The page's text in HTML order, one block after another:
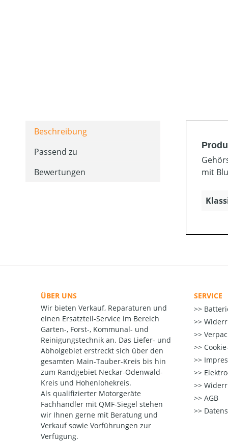
Beschreibung
Passend zu
Bewertungen
mit
ÜBER UNS
Wir bieten Verkauf, Reparaturen und
einen Ersatzteil-Service im Bereich
Garten-, Forst-, Kommunal- und
Reinigungstechnik an. Das Liefer- und
Abholgebiet erstreckt sich über den
gesamten Main-Tauber-Kreis bis hin
zum Randgebiet Neckar-Odenwald-
Kreis und Hohenlohekreis.
Als qualifizierter Motorgeräte
Fachhändler mit QMF-Siegel stehen
wir Ihnen gerne mit Beratung und
Verkauf sowie Vorführungen zur
Verfügung.
SERVICE
AGB